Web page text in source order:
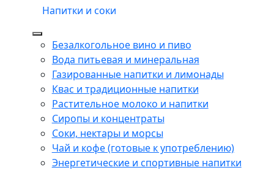
Напитки и соки
Безалкогольное вино и пиво
Вода питьевая и минеральная
Газированные напитки и лимонады
Квас и традиционные напитки
Растительное молоко и напитки
Сиропы и концентраты
Соки, нектары и морсы
Чай и кофе (готовые к употреблению)
Энергетические и спортивные напитки